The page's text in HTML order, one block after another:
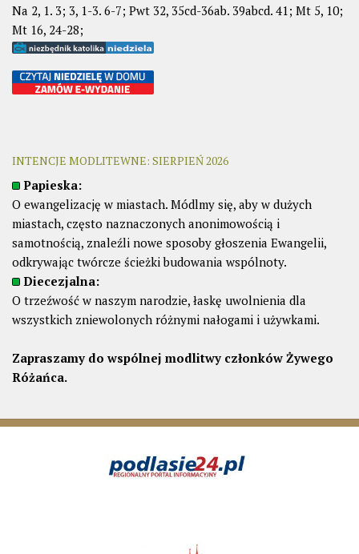
Na 2, 1. 3; 3, 1-3. 6-7; Pwt 32, 35cd-36ab. 39abcd. 41; Mt 5, 10;
Mt 16, 24-28;
INTENCJE MODLITEWNE: SIERPIEŃ 2026
Papieska:
O ewangelizację w miastach. Módlmy się, aby w dużych
miastach, często naznaczonych anonimowością i
samotnością, znaleźli nowe sposoby głoszenia Ewangelii,
odkrywając twórcze ścieżki budowania wspólnoty.
Diecezjalna:
O trzeźwość w naszym narodzie, łaskę uwolnienia dla
wszystkich zniewolonych różnymi nałogami i używkami.
Zapraszamy do wspólnej modlitwy członków Żywego
Różańca.